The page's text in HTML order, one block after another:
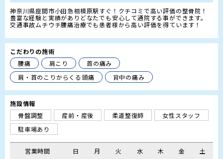
神奈川県座間市小田急相模原駅すぐ！クチコミで高い評価の整骨院！
豊富な経験と実績がありどなたでも安心して通院する事ができます。
交通事故ムチウチ腰痛治療でも患者様から高い評価を得ています！
こだわりの施術
腰痛
肩こり
首の痛み
肩・首のこりからくる頭痛
背中の痛み
施設情報
骨盤調整
産前・産後 柔道整復師
女性スタッフ
駐車場あり
営業時間 日 月 火 水 木 金 土